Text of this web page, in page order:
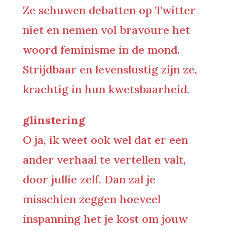
Ze schuwen debatten op Twitter
niet en nemen vol bravoure het
woord feminisme in de mond.
Strijdbaar en levenslustig zijn ze,
krachtig in hun kwetsbaarheid.
glinstering
O ja, ik weet ook wel dat er een
ander verhaal te vertellen valt,
door jullie zelf. Dan zal je
misschien zeggen hoeveel
inspanning het je kost om jouw